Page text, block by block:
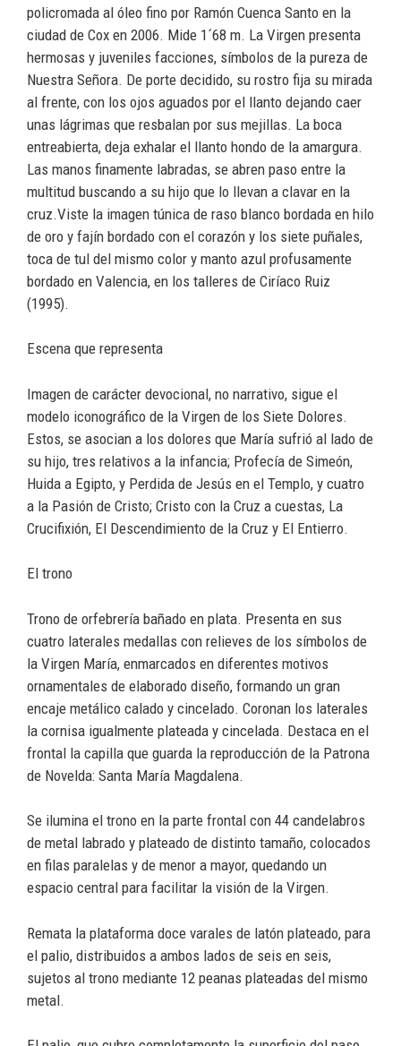
policromada al óleo fino por Ramón Cuenca Santo en la
ciudad de Cox en 2006. Mide 1´68 m. La Virgen presenta
hermosas y juveniles facciones, símbolos de la pureza de
Nuestra Señora. De porte decidido, su rostro fija su mirada
al frente, con los ojos aguados por el llanto dejando caer
unas lágrimas que resbalan por sus mejillas. La boca
entreabierta, deja exhalar el llanto hondo de la amargura.
Las manos finamente labradas, se abren paso entre la
multitud buscando a su hijo que lo llevan a clavar en la
cruz.Viste la imagen túnica de raso blanco bordada en hilo
de oro y fajín bordado con el corazón y los siete puñales,
toca de tul del mismo color y manto azul profusamente
bordado en Valencia, en los talleres de Ciríaco Ruiz
(1995).
Escena que representa
Imagen de carácter devocional, no narrativo, sigue el
modelo iconográfico de la Virgen de los Siete Dolores.
Estos, se asocian a los dolores que María sufrió al lado de
su hijo, tres relativos a la infancia; Profecía de Simeón,
Huida a Egipto, y Perdida de Jesús en el Templo, y cuatro
a la Pasión de Cristo; Cristo con la Cruz a cuestas, La
Crucifixión, El Descendimiento de la Cruz y El Entierro.
El trono
Trono de orfebrería bañado en plata. Presenta en sus
cuatro laterales medallas con relieves de los símbolos de
la Virgen María, enmarcados en diferentes motivos
ornamentales de elaborado diseño, formando un gran
encaje metálico calado y cincelado. Coronan los laterales
la cornisa igualmente plateada y cincelada. Destaca en el
frontal la capilla que guarda la reproducción de la Patrona
de Novelda: Santa María Magdalena.
Se ilumina el trono en la parte frontal con 44 candelabros
de metal labrado y plateado de distinto tamaño, colocados
en filas paralelas y de menor a mayor, quedando un
espacio central para facilitar la visión de la Virgen.
Remata la plataforma doce varales de latón plateado, para
el palio, distribuidos a ambos lados de seis en seis,
sujetos al trono mediante 12 peanas plateadas del mismo
metal.